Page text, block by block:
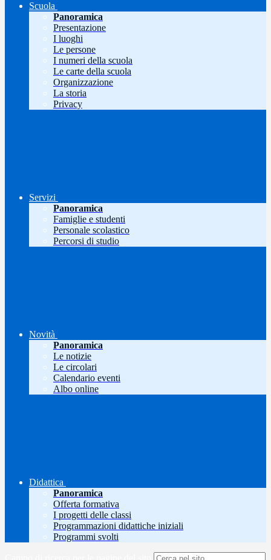
Scuola
Panoramica
Presentazione
I luoghi
Le persone
I numeri della scuola
Le carte della scuola
Organizzazione
La storia
Privacy
Servizi
Panoramica
Famiglie e studenti
Personale scolastico
Percorsi di studio
Novità
Panoramica
Le notizie
Le circolari
Calendario eventi
Albo online
Didattica
Panoramica
Offerta formativa
I progetti delle classi
Programmazioni didattiche iniziali
Programmi svolti